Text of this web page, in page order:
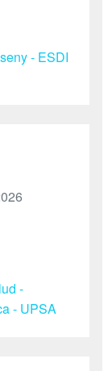
- ESDI
-
- UPSA